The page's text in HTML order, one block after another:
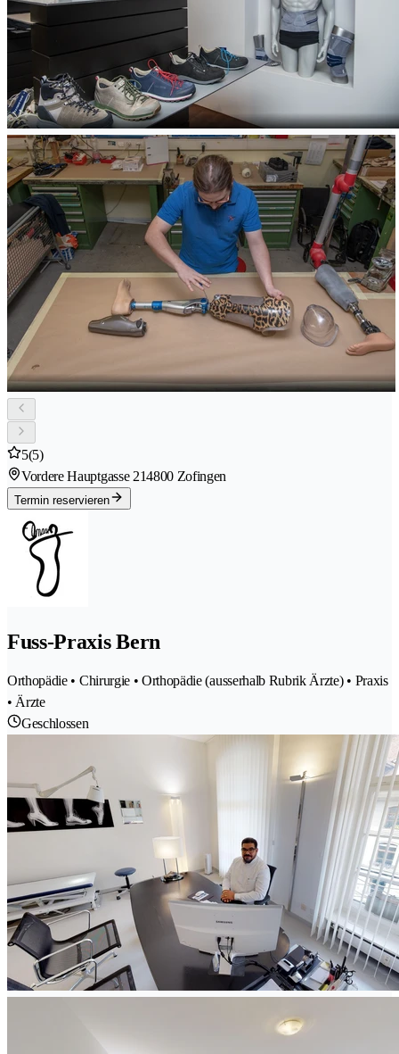
5(5)
Vordere Hauptgasse 214800 Zofingen
Termin reservieren
Fuss-Praxis Bern
Orthopädie • Chirurgie • Orthopädie (ausserhalb Rubrik Ärzte) • Praxis
• Ärzte
Geschlossen